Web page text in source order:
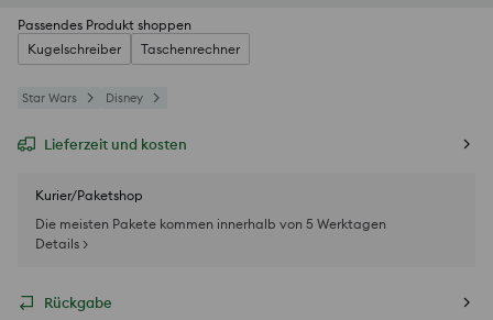
Passendes Produkt shoppen
Kugelschreiber
Taschenrechner
Star Wars Disney
Lieferzeit und kosten
Kurier/Paketshop
Die meisten Pakete kommen innerhalb von 5 Werktagen
Details >
Rückgabe